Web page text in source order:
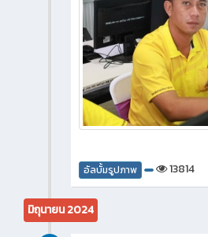
อัลบั้มรูปภาพ 13814
มิถุนายน 2024